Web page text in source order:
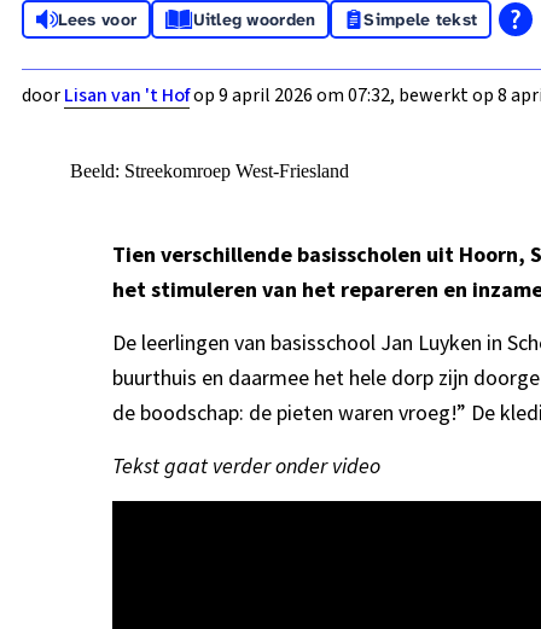
Lees voor Uitleg woorden Simpele tekst
doorLisan van 't Hofop 9 april 2026 om 07:32, bewerkt op 8
Beeld: Streekomroep West-Friesland
Tien verschillende basisscholen uit Hoorn,
het stimuleren van het repareren en
De leerlingen van basisschool Jan Luyken in
buurthuis en daarmee het hele dorp zijn
de boodschap: de pieten waren vroeg!” De
Tekst gaat verder onder video